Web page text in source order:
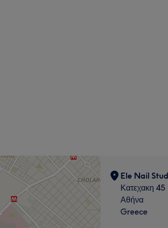
Ele Nail
Κατεχακη 45
Αθήνα
Greece